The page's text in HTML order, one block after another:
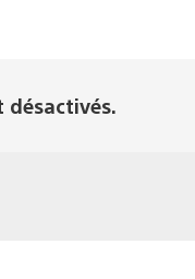
désactivés.